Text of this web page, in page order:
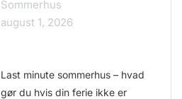
Sommerhus
august 1, 2026
Last minute sommerhus – hvad
gør du hvis din ferie ikke er